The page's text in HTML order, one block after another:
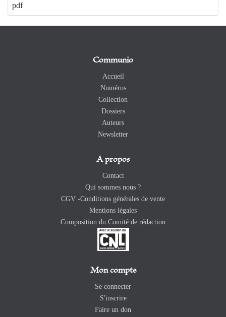
pdf
Communio
Accueil
Numéros
Collection
Dossiers
Auteurs
Newsletter
A propos
Contact
Qui sommes nous ?
CGV -Conditions générales de vente
Mentions légales
Composition du Comité de rédaction
Mon compte
Se connecter
S'inscrire
Faire un don